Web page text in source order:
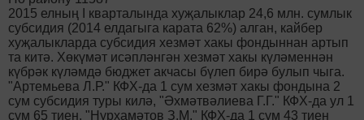
2015 елның I кварталында хуҗалыклар 24,6 млн. сумлык
субсидия (2014 елдагыга карата 62%) алган, кайбер
хуҗалыкларда субсидия хезмәт хакы фондыннан артып
та китә. Хөкүмәт исәпләнгән хезмәт хакы күләменнән
күбрәк күләмдә бюджет акчасы бүлеп бирә булып чыга.
"Артемьева Л.Р." КФХ-да 1 сум хезмәт хакы фондына 2
сум субсидия туры килә, "Әхмәтвәлиева Г.Г." КФХ-да ул 1
сум 65 тиен, "Нурхамәтов З.М." КФХ-да 1 сум 43 тиен